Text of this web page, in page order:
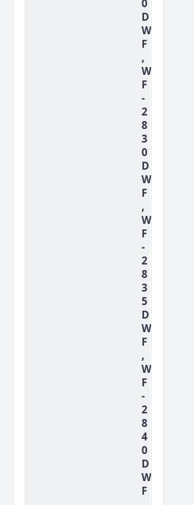
0
D
W
F
,
W
F
-
2
8
3
0
D
W
F
,
W
F
-
2
8
3
5
D
W
F
,
W
F
-
2
8
4
0
D
W
F